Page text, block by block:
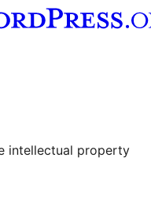
Tumblr
intellectual property